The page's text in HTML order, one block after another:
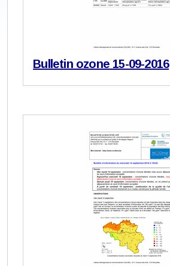
Bulletin ozone 15-09-2016